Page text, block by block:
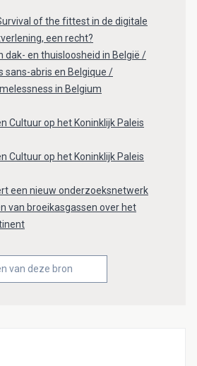
of the fittest in de digitale
een recht?
dak- en thuisloosheid in België /
sans-abris en Belgique /
in Belgium
Cultuur op het Koninklijk Paleis
Cultuur op het Koninklijk Paleis
een nieuw onderzoeksnetwerk
van broeikasgassen over het
van deze bron